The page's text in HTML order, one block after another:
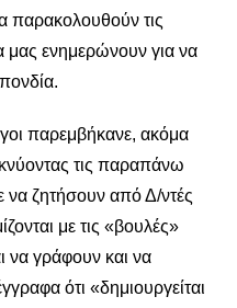
παρακολουθούν τις
μας ενημερώνουν για να
παρεμβήκανε, ακόμα
τις παραπάνω
να ζητήσουν από Δ/ντές
με τις «βουλές»
να γράφουν και να
ότι «δημιουργείται